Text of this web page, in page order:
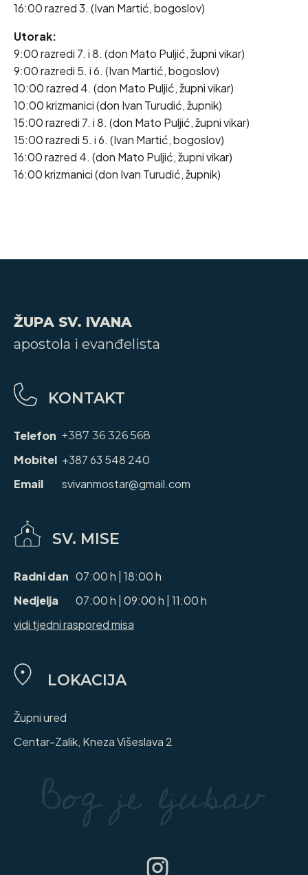
16:00 razred 3. (Ivan Martić, bogoslov)
Utorak:
9:00 razredi 7. i 8. (don Mato Puljić, župni vikar)
9:00 razredi 5. i 6. (Ivan Martić, bogoslov)
10:00 razred 4. (don Mato Puljić, župni vikar)
10:00 krizmanici (don Ivan Turudić, župnik)
15:00 razredi 7. i 8. (don Mato Puljić, župni vikar)
15:00 razredi 5. i 6. (Ivan Martić, bogoslov)
16:00 razred 4. (don Mato Puljić, župni vikar)
16:00 krizmanici (don Ivan Turudić, župnik)
ŽUPA SV. IVANA
apostola i evanđelista
KONTAKT
Telefon +387 36 326 568
Mobitel +387 63 548 240
Email
svivanmostar@gmail.com
SV. MISE
Radni dan 07:00 h | 18:00 h
Nedjelja
07:00 h | 09:00 h | 11:00 h
vidi tjedni raspored misa
LOKACIJA
Župni ured
Centar-Zalik, Kneza Višeslava 2